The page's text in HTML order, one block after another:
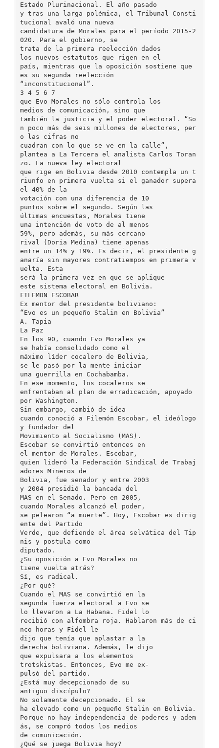
Estado Plurinacional. El año pasado
y tras una larga polémica, el Tribunal Consti
tucional avaló una nueva
candidatura de Morales para el período 2015-2
020. Para el gobierno, se
trata de la primera reelección dados
los nuevos estatutos que rigen en el
país, mientras que la oposición sostiene que
es su segunda reelección
“inconstitucional”.
3 4 5 6 7
que Evo Morales no sólo controla los
medios de comunicación, sino que
también la justicia y el poder electoral. “So
n poco más de seis millones de electores, per
o las cifras no
cuadran con lo que se ve en la calle”,
plantea a La Tercera el analista Carlos Toran
zo. La nueva ley electoral
que rige en Bolivia desde 2010 contempla un t
riunfo en primera vuelta si el ganador supera
el 40% de la
votación con una diferencia de 10
puntos sobre el segundo. Según las
últimas encuestas, Morales tiene
una intención de voto de al menos
59%, pero además, su más cercano
rival (Doria Medina) tiene apenas
entre un 14% y 19%. Es decir, el presidente g
anaría sin mayores contratiempos en primera v
uelta. Esta
será la primera vez en que se aplique
este sistema electoral en Bolivia.
FILEMON ESCOBAR
Ex mentor del presidente boliviano:
“Evo es un pequeño Stalin en Bolivia”
A. Tapia
La Paz
En los 90, cuando Evo Morales ya
se había consolidado como el
máximo líder cocalero de Bolivia,
se le pasó por la mente iniciar
una guerrilla en Cochabamba.
En ese momento, los cocaleros se
enfrentaban al plan de erradicación, apoyado
por Washington.
Sin embargo, cambió de idea
cuando conoció a Filemón Escobar, el ideólogo
y fundador del
Movimiento al Socialismo (MAS).
Escobar se convirtió entonces en
el mentor de Morales. Escobar,
quien lideró la Federación Sindical de Trabaj
adores Mineros de
Bolivia, fue senador y entre 2003
y 2004 presidió la bancada del
MAS en el Senado. Pero en 2005,
cuando Morales alcanzó el poder,
se pelearon “a muerte”. Hoy, Escobar es dirig
ente del Partido
Verde, que defiende el área selvática del Tip
nis y postula como
diputado.
¿Su oposición a Evo Morales no
tiene vuelta atrás?
Sí, es radical.
¿Por qué?
Cuando el MAS se convirtió en la
segunda fuerza electoral a Evo se
lo llevaron a La Habana. Fidel lo
recibió con alfombra roja. Hablaron más de ci
nco horas y Fidel le
dijo que tenía que aplastar a la
derecha boliviana. Además, le dijo
que expulsara a los elementos
trotskistas. Entonces, Evo me ex-
pulsó del partido.
¿Está muy decepcionado de su
antiguo discípulo?
No solamente decepcionado. El se
ha elevado como un pequeño Stalin en Bolivia.
Porque no hay independencia de poderes y adem
ás, se compró todos los medios
de comunicación.
¿Qué se juega Bolivia hoy?